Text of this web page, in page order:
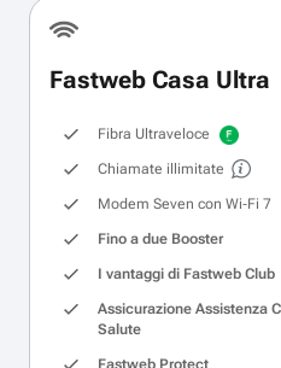
Fastweb Casa Ultra
Fibra Ultraveloce
Chiamate illimitate
Modem Seven con Wi‑Fi 7
Fino a due Booster
I vantaggi di Fastweb Club
Assicurazione Assistenza
Salute
Fastweb Protect